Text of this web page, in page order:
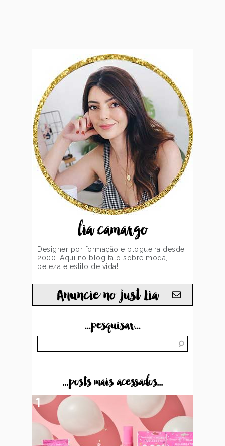
lia camargo
Designer por formação e blogueira desde
2000. Aqui no blog falo sobre moda,
beleza e estilo de vida!
Anuncie no just Lia
...pesquisar...
...posts mais acessados...
1